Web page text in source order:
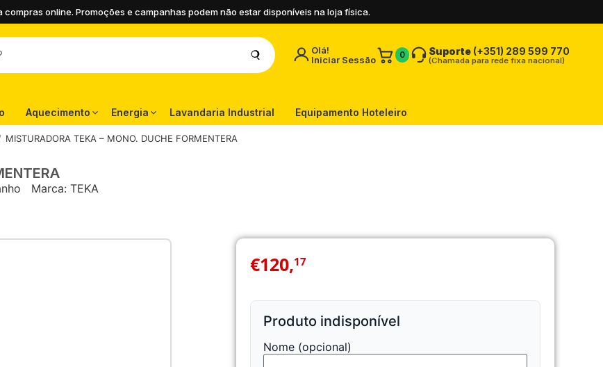
compras online. Promoções e campanhas podem não estar disponíveis na loja física.
Olá!
Iniciar Sessão
0 Suporte (+351) 289 599 770
(Chamada para rede fixa nacional)
Aquecimento Energia Lavandaria Industrial Equipamento Hoteleiro
MISTURADORA TEKA – MONO. DUCHE FORMENTERA
Marca: TEKA
€120,17
Produto indisponível
Nome (opcional)